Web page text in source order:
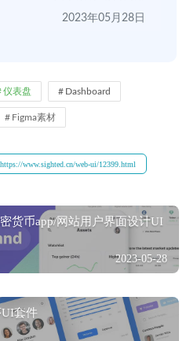
2023年05月28日
仪表盘 Dashboard
Figma素材
www.sighted.cn/web-ui/12399.html
货币app/网站用户界面设计UI
2023-05-28
UI套件